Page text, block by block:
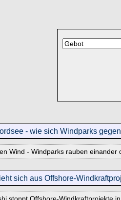
- wie sich Windparks
Wind - Windparks rauben
sich aus Offshore-